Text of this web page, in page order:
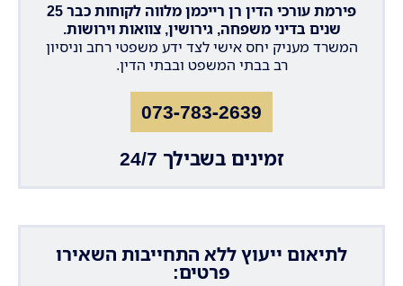
פירמת עורכי הדין רן רייכמן מלווה לקוחות כבר 25
שנים בדיני משפחה, גירושין, צוואות וירושות.
המשרד מעניק יחס אישי לצד ידע משפטי רחב וניסיון
רב בבתי המשפט ובבתי הדין.
073-783-2639
זמינים בשבילך 24/7
לתיאום ייעוץ ללא התחייבות השאירו
פרטים: